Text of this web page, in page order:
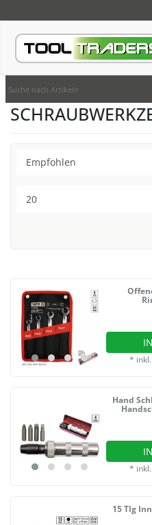
*
Hand
*
15 Tlg